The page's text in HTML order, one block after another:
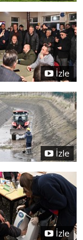
İzle
İzle
İzle